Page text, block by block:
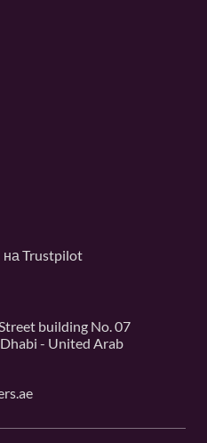
Trustpilot
building No. 07
- United Arab